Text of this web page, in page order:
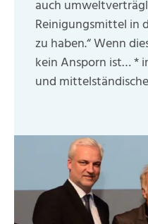
auch
Reinigungsmittel in
zu haben.“ Wenn
kein Ansporn ist… *
und